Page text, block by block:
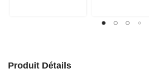
Produit Détails